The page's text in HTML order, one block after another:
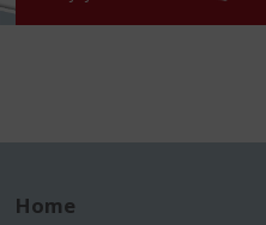
Home